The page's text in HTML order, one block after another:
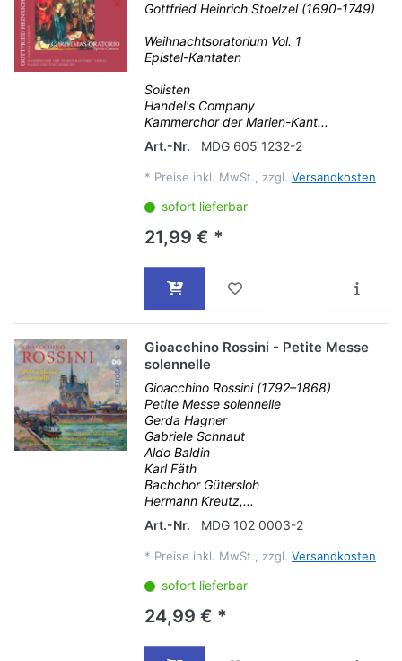
Gottfried Heinrich Stoelzel (1690-1749)
Weihnachtsoratorium Vol. 1
Epistel-Kantaten
Solisten
Handel's Company
Kammerchor der Marien-Kant...
Art.-Nr.
MDG 605 1232-2
* Preise inkl. MwSt., zzgl. Versandkosten
sofort lieferbar
21,99 € *
Gioacchino Rossini - Petite Messe
solennelle
Gioacchino Rossini (1792–1868)
Petite Messe solennelle
Gerda Hagner
Gabriele Schnaut
Aldo Baldin
Karl Fäth
Bachchor Gütersloh
Hermann Kreutz,...
Art.-Nr.
MDG 102 0003-2
* Preise inkl. MwSt., zzgl. Versandkosten
sofort lieferbar
24,99 € *